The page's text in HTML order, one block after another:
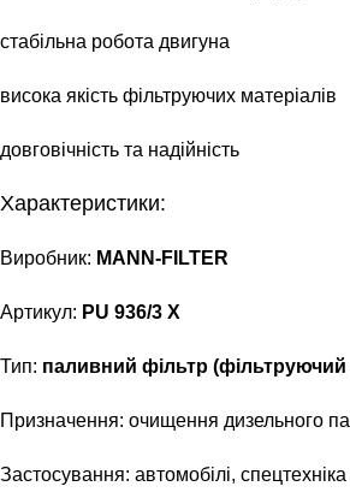
стабільна робота двигуна
висока якість фільтруючих матеріалів
довговічність та надійність
Характеристики:
Виробник: MANN-FILTER
Артикул: PU 936/3 X
Тип: паливний фільтр
Призначення: очищення дизельного
Застосування: автомобілі,